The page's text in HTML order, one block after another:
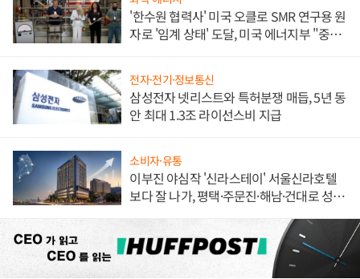
'한수원 협력사' 미국 오클로 SMR 연구용 원
자로 '임계 상태' 도달, 미국 에너지부 "중요
전자·전기·정보통신
삼성전자 넷리스트와 특허분쟁 매듭, 5년 동
안 최대 1.3조 라이선스비 지급
소비자·유통
이부진 야심작 '신라스테이' 서울신라호텔
보다 잘 나가, 평택·주문진·해남·건대로 성